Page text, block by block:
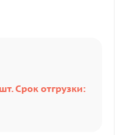
Срок отгрузки: